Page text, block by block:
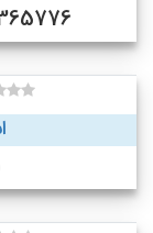
09128365776 -